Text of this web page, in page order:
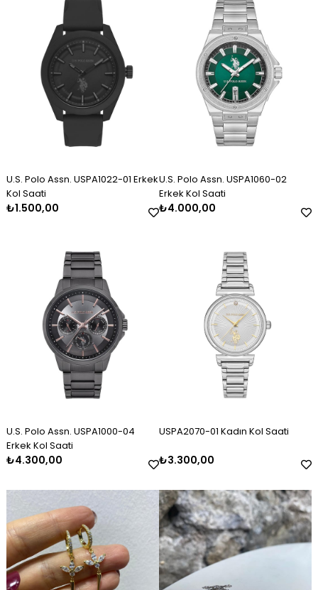
Erkek Gümüş Kazaziye Tesbih
₺2.120,00
Kadın Gümüş Trend Tasarım
₺11.000,00
Kadın Gümüş Taşlı Markiz
Bileklik 2325
₺3.000,00
U.S. Polo Assn. USPA1022-01 Erkek
Kol Saati
₺1.500,00
U.S. Polo Assn. USPA1060-02
Erkek Kol Saati
₺4.000,00
U.S. Polo Assn. USPA1000-04
Erkek Kol Saati
₺4.300,00
USPA2070-01 Kadın Kol Saati
₺3.300,00